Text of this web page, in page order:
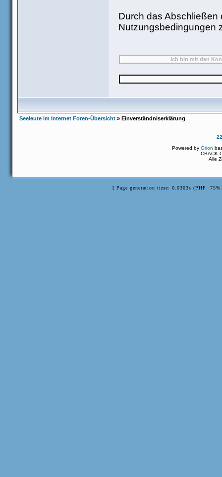
Durch das Abschließen
Nutzungsbedingungen
Seeleute im Internet Foren-Übersicht » Einverständniserklärung
Powered byOrion
CBACK
Alle
[ Page generation time: 0.0303s (PHP: